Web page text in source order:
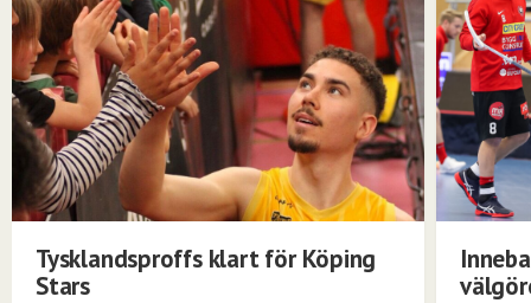
Tysklandsproffs klart för Köping
Stars